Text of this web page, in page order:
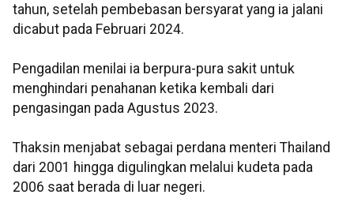
tahun, setelah pembebasan bersyarat yang ia jalani
dicabut pada Februari 2024.
Pengadilan menilai ia berpura-pura sakit untuk
menghindari penahanan ketika kembali dari
pengasingan pada Agustus 2023.
Thaksin menjabat sebagai perdana menteri Thailand
dari 2001 hingga digulingkan melalui kudeta pada
2006 saat berada di luar negeri.